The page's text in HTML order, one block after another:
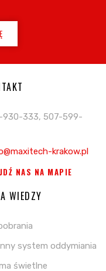
WIEDZY
system oddymiania
świetlne
930-333, 507-599-
krakow.pl
NAS NA MAPIE